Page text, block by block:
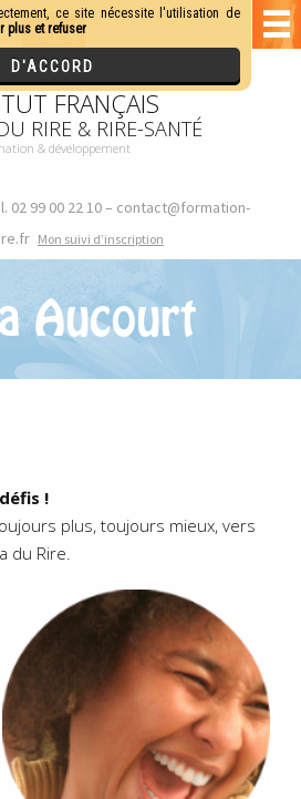
FRANÇAIS
RIRE & RIRE-SANTÉ
& développement
02 99 00 22 10 – contact@formation-
Mon suivi d’inscription
Aucourt
!
plus, toujours mieux, vers
du Rire.